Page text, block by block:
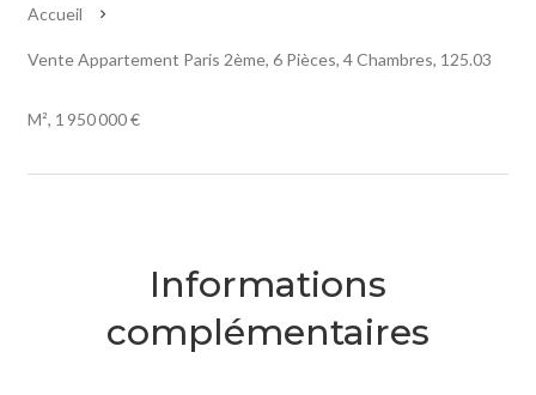
Accueil
Vente Appartement Paris 2ème, 6 Pièces, 4 Chambres, 125.03
M², 1 950 000 €
Informations
complémentaires